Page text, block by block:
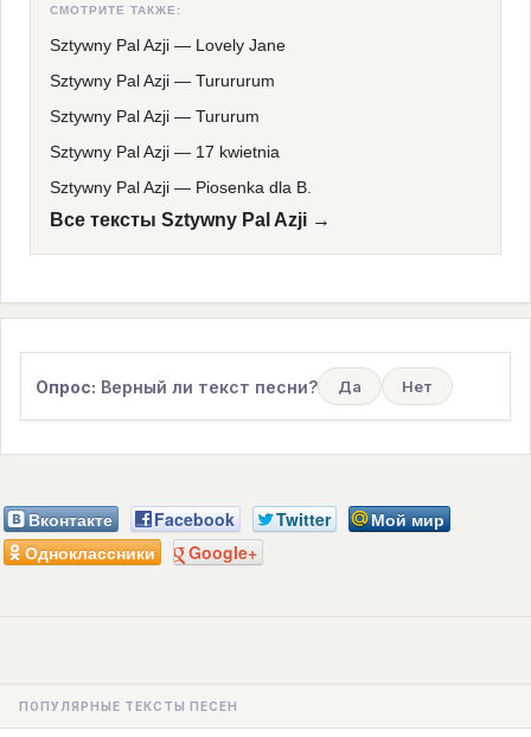
СМОТРИТЕ ТАКЖЕ:
Sztywny Pal Azji — Lovely Jane
Sztywny Pal Azji — Turururum
Sztywny Pal Azji — Tururum
Sztywny Pal Azji — 17 kwietnia
Sztywny Pal Azji — Piosenka dla B.
Все тексты Sztywny Pal Azji →
Опрос: Верный ли текст песни? Да Нет
Вконтакте Facebook Twitter
Мой мир
Одноклассники
Google+
ПОПУЛЯРНЫЕ ТЕКСТЫ ПЕСЕН